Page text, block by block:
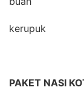
kerupuk
PAKET NASI